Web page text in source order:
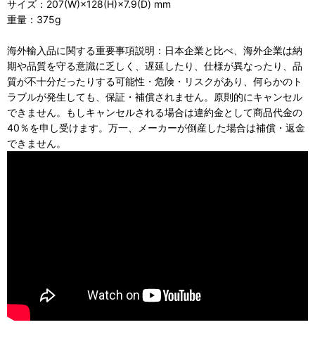
サイズ：207(W)×128(H)×7.9(D) mm
重量：375g
海外輸入品に関する重要事項説明：日本企業と比べ、海外企業は納
期や品質を守る意識に乏しく、遅延したり、仕様が異なったり、品
質が不十分だったりする可能性・危険・リスクがあり、何らかのト
ラブルが発生しても、保証・補償されません。原則的にキャンセル
できません。もしキャンセルされる場合は違約金として商品代金の
40％を申し受けます。万一、メーカーが倒産した場合は補償・返金
できません。